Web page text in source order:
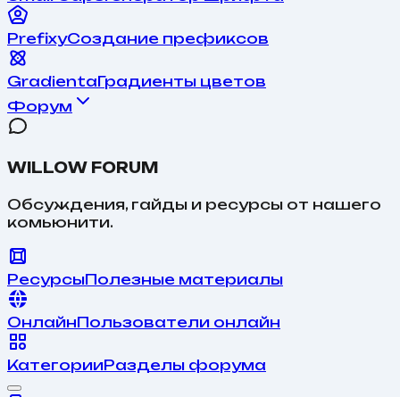
PrefixyСоздание префиксов
GradientaГрадиенты цветов
Форум
WILLOW FORUM
Обсуждения, гайды и ресурсы от нашего
комьюнити.
РесурсыПолезные материалы
ОнлайнПользователи онлайн
КатегорииРазделы форума